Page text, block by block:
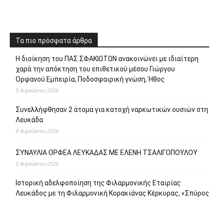
Τα πιο πρόσφατα άρθρα
Η διοίκηση του ΠΑΣ ΣΦΑΚΙΩΤΩΝ ανακοινώνει με ιδιαίτερη
χαρά την απόκτηση του επιθετικού μέσου Γιώργου
Ορφανού.Εμπειρία, Ποδοσφαιρική γνώση, Ήθος
8 Αυγούστου 2026
Συνελλήφθησαν 2 άτομα για κατοχή ναρκωτικών ουσιών στη
Λευκάδα
8 Αυγούστου 2026
ΣΥΝΑΥΛΙΑ ΟΡΦΕΑ ΛΕΥΚΑΔΑΣ ΜΕ ΕΛΕΝΗ ΤΣΑΛΙΓΟΠΟΥΛΟΥ
5 Αυγούστου 2026
Ιστορική αδελφοποίηση της Φιλαρμονικής Εταιρίας
Λευκάδος με τη Φιλαρμονική Κορακιάνας Κέρκυρας, «Σπύρος